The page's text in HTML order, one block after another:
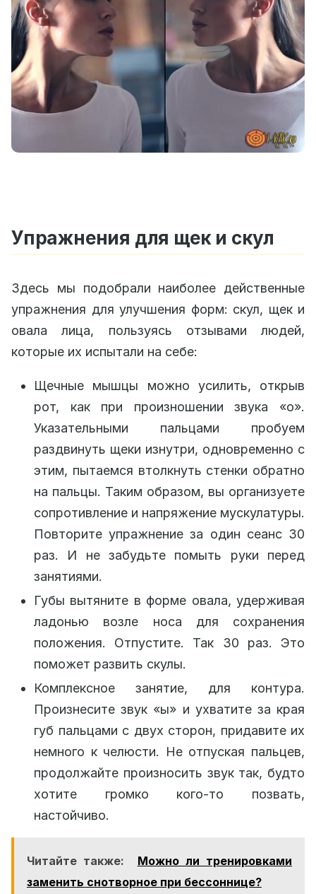
Упражнения для щек и скул
Здесь мы подобрали наиболее действенные
упражнения для улучшения форм: скул, щек и
овала лица, пользуясь отзывами людей,
которые их испытали на себе:
Щечные мышцы можно усилить, открыв
рот, как при произношении звука «о».
Указательными пальцами пробуем
раздвинуть щеки изнутри, одновременно с
этим, пытаемся втолкнуть стенки обратно
на пальцы. Таким образом, вы организуете
сопротивление и напряжение мускулатуры.
Повторите упражнение за один сеанс 30
раз. И не забудьте помыть руки перед
занятиями.
Губы вытяните в форме овала, удерживая
ладонью возле носа для сохранения
положения. Отпустите. Так 30 раз. Это
поможет развить скулы.
Комплексное занятие, для контура.
Произнесите звук «ы» и ухватите за края
губ пальцами с двух сторон, придавите их
немного к челюсти. Не отпуская пальцев,
продолжайте произносить звук так, будто
хотите громко кого-то позвать,
настойчиво.
Читайте также:
Можно ли тренировками
заменить снотворное при бессоннице?